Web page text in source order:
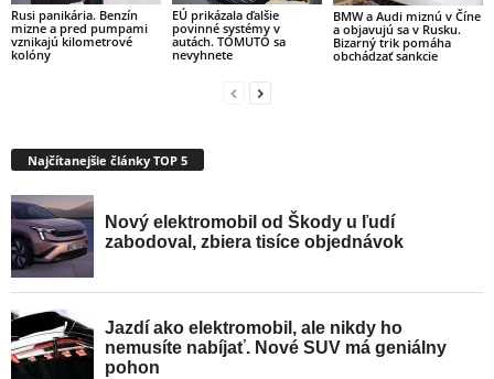
Rusi panikária. Benzín
mizne a pred pumpami
vznikajú kilometrové
kolóny
EÚ prikázala ďalšie
povinné systémy v
autách. TOMUTO sa
nevyhnete
BMW a Audi miznú v Číne
a objavujú sa v Rusku.
Bizarný trik pomáha
obchádzať sankcie
Najčítanejšie články TOP 5